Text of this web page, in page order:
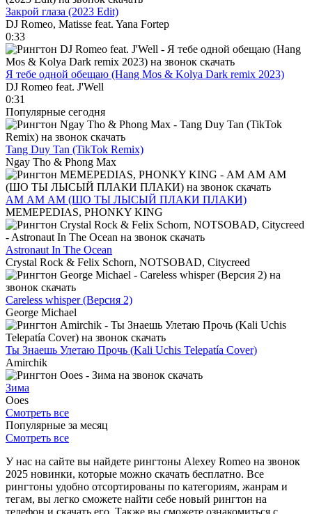
Закрой глаза (2023 Edit)
DJ Romeo, Matisse feat. Yana Fortep
0:33
Я тебе одной обещаю (Hang Mos & Kolya Dark remix 2023)
DJ Romeo feat. J'Well
0:31
Популярные сегодня
Tang Duy Tan (TikTok Remix)
Ngay Tho & Phong Max
АМ АМ АМ (ШО ТЫ ЛЫСЫЙ ПЛАКИ ПЛАКИ)
MEMEPEDIAS, PHONKY KING
Astronaut In The Ocean
Crystal Rock & Felix Schorn, NOTSOBAD, Citycreed
Careless whisper (Версия 2)
George Michael
Ты Знаешь Улетаю Прочь (Kali Uchis Telepatía Cover)
Amirchik
Зима
Ooes
Смотреть все
Популярные за месяц
Смотреть все
У нас на сайте вы найдете рингтоны Alexey Romeo на звонок
2025 новинки, которые можно скачать бесплатно. Все
рингтоны удобно отсортированы по категориям, жанрам и
тегам, вы легко сможете найти себе новый рингтон на